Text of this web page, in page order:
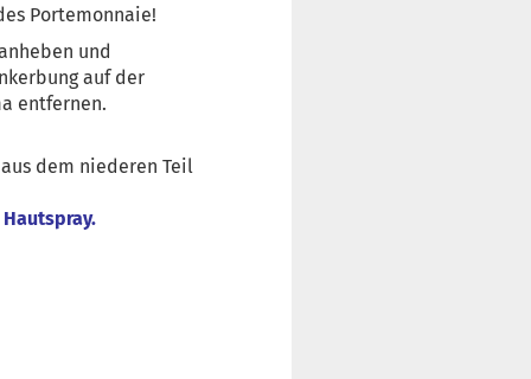
Portemonnaie!
und
auf der
entfernen.
dem niederen Teil